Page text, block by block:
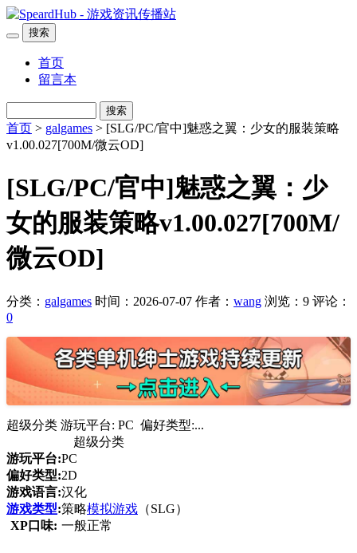
搜索
首页
留言本
搜索
首页 > galgames > [SLG/PC/官中]魅惑之翼：少女的服装策略
v1.00.027[700M/微云OD]
[SLG/PC/官中]魅惑之翼：少
女的服装策略v1.00.027[700M/
微云OD]
分类： galgames 时间：2026-07-07 作者： wang 浏览：9 评论：
0
超级分类 游玩平台: PC 偏好类型:...
超级分类
游玩平台:PC
偏好类型:2D
游戏语言:汉化
游戏类型:策略模拟游戏 （SLG）
XP口味: 一般正常